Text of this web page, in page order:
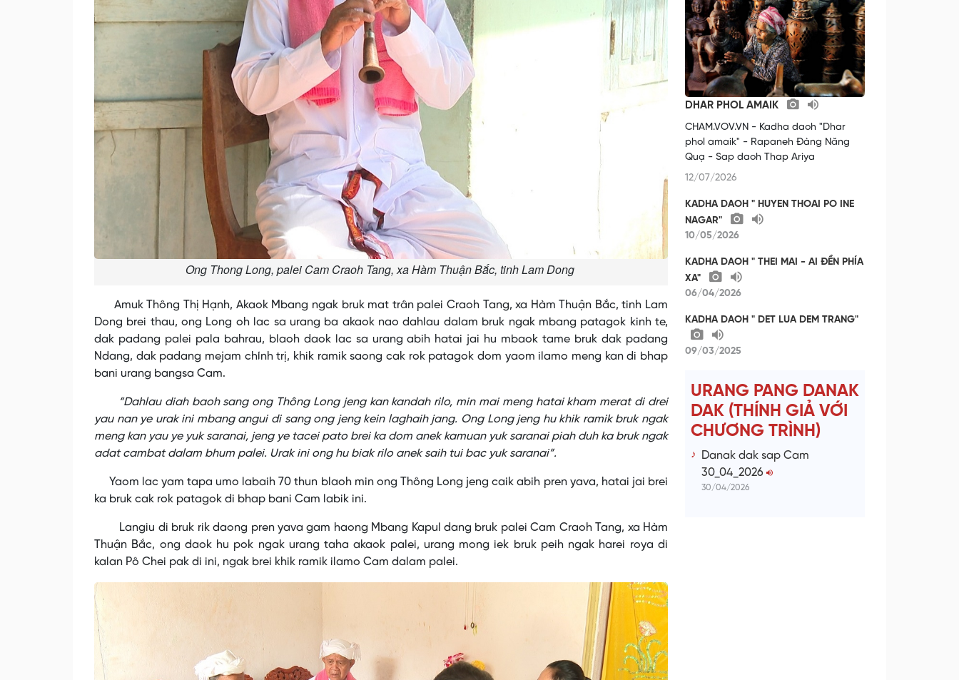
Ong Thong Long, palei Cam Craoh Tang, xa Hàm Thuận Bắc, tinh Lam Dong
Amuk Thông Thị Hạnh, Akaok Mbang ngak bruk mat trân palei Craoh Tang, xa Hàm Thuận Bắc, tinh Lam
Dong brei thau, ong Long oh lac sa urang ba akaok nao dahlau dalam bruk ngak mbang patagok kinh te,
dak padang palei pala bahrau, blaoh daok lac sa urang abih hatai jai hu mbaok tame bruk dak padang
Ndang, dak padang mejam chính trị, khik ramik saong cak rok patagok dom yaom ilamo meng kan di bhap
bani urang bangsa Cam.
“Dahlau diah baoh sang ong Thông Long jeng kan kandah rilo, min mai meng hatai kham merat di drei
yau nan ye urak ini mbang angui di sang ong jeng kein laghaih jang. Ong Long jeng hu khik ramik bruk ngak
meng kan yau ye yuk saranai, jeng ye tacei pato brei ka dom anek kamuan yuk saranai piah duh ka bruk ngak
adat cambat dalam bhum palei. Urak ini ong hu biak rilo anek saih tui bac yuk saranai”.
Yaom lac yam tapa umo labaih 70 thun blaoh min ong Thông Long jeng caik abih pren yava, hatai jai brei
ka bruk cak rok patagok di bhap bani Cam labik ini.
Langiu di bruk rik daong pren yava gam haong Mbang Kapul dang bruk palei Cam Craoh Tang, xa Hàm
Thuận Bắc, ong daok hu pok ngak urang taha akaok palei, urang mong iek bruk peih ngak harei roya di
kalan Pô Chei pak di ini, ngak brei khik ramik ilamo Cam dalam palei.
DHAR PHOL AMAIK
CHAM.VOV.VN - Kadha daoh "Dhar
phol amaik" - Rapaneh Đàng Năng
Quạ - Sap daoh Thap Ariya
12/07/2026
KADHA DAOH " HUYEN THOAI PO INE
NAGAR"
10/05/2026
KADHA DAOH " THEI MAI - AI ĐỀN PHÍA
XA"
06/04/2026
KADHA DAOH " DET LUA DEM TRANG"
09/03/2025
URANG PANG DANAK
DAK (THÍNH GIẢ VỚI
CHƯƠNG TRÌNH)
Danak dak sap Cam
30_04_2026
30/04/2026